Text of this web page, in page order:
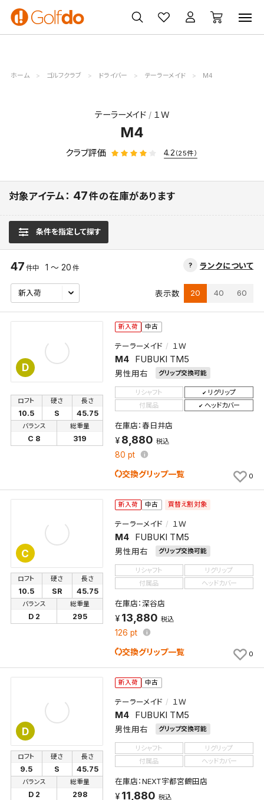
ゴルフ
クラブ
ゴルフ用品
買取
無料査定
クーポン
一覧
ホーム ゴルフクラブ ドライバー テーラーメイド M4
テーラーメイド １Ｗ
M4
クラブ評価 4.2（25件）
対象アイテム： 47件の在庫があります
条件を指定して探す
ランクについて
47 件中 1 ～ 20 件
表示数 20 40 60
D
新入荷 中古
テーラーメイド １Ｗ
M4 FUBUKI TM5
男性用右 グリップ交換可能
ロフト
10.5
硬さ
S
長さ
45.75
バランス
C 8
総重量
319
リシャフト
リグリップ
付属品
ヘッドカバー
在庫店：春日井店
8,880 税込
80 pt
交換グリップ一覧 0
C
新入荷 中古 買替え割対象
テーラーメイド １Ｗ
M4 FUBUKI TM5
男性用右 グリップ交換可能
ロフト
10.5
硬さ
SR
長さ
45.75
バランス
D 2
総重量
295
リシャフト
リグリップ
付属品
ヘッドカバー
在庫店：深谷店
13,880 税込
126 pt
交換グリップ一覧 0
D
新入荷 中古
テーラーメイド １Ｗ
M4 FUBUKI TM5
男性用右 グリップ交換可能
ロフト
9.5
硬さ
S
長さ
45.75
バランス
D 2
総重量
298
リシャフト
リグリップ
付属品
ヘッドカバー
在庫店：NEXT宇都宮鶴田店
11,880 税込